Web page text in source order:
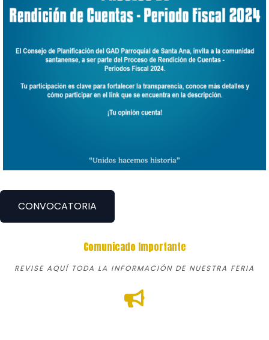
CONVOCATORIA
Comunicado Importante
REVISE AQUÍ TODA LA INFORMACIÓN DE NUESTRA FERIA